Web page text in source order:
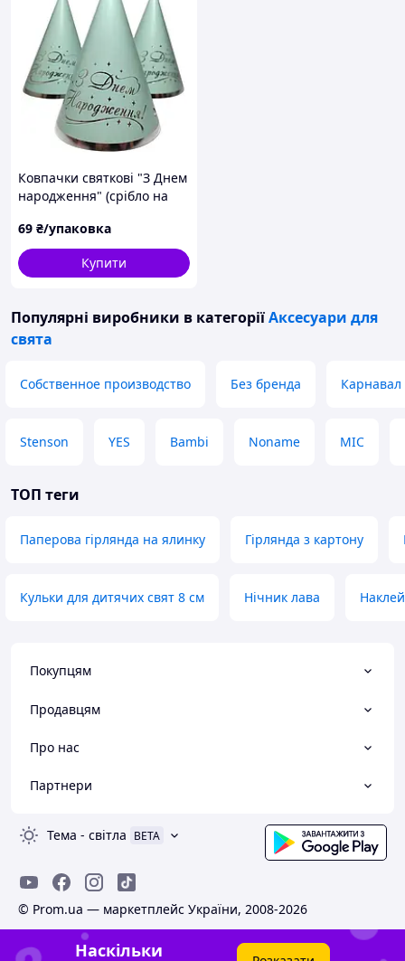
Ковпачки святкові "З Днем
народження" (срібло на
69 ₴/упаковка
Купити
Популярні виробники в категоріїАксесуари для
свята
Собственное производство Без бренда
Stenson YES Bambi Noname MIC
ТОП теги
Паперова гірлянда на ялинку Гірлянда з картону
Кульки для дитячих свят 8 см Нічник лава
Покупцям
Продавцям
Про нас
Партнери
Тема - світла BETA
© Prom.ua — маркетплейс України, 2008-2026
Наскільки